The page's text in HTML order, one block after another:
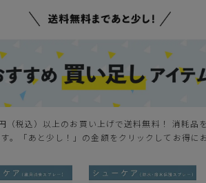
（税込）以上のお買い上げで送料無料！ 消耗品
。「あと少し！」の金額をクリックしてお得に